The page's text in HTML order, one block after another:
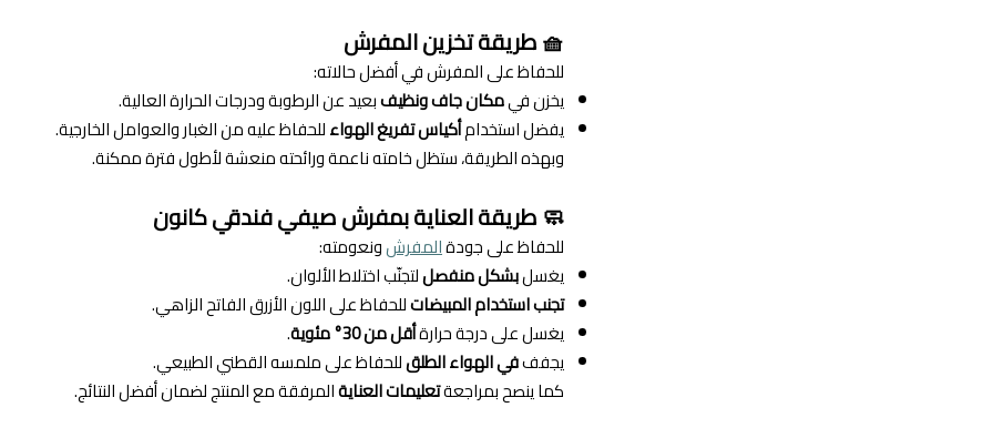
🧺 طريقة تخزين المفرش
للحفاظ على المفرش في أفضل حالاته:
يخزن فيمكان جاف ونظيفبعيد عن الرطوبة ودرجات الحرارة العالية.
يفضل استخدامأكياس تفريغ الهواءللحفاظ عليه من الغبار والعوامل الخارجية.
وبهذه الطريقة، ستظل خامته ناعمة ورائحته منعشة لأطول فترة ممكنة.
🧼 طريقة العناية بمفرش صيفي فندقي كانون
للحفاظ على جودةالمفرشونعومته:
يغسلبشكل منفصللتجنّب اختلاط الألوان.
تجنب استخدام المبيضاتللحفاظ على اللون الأزرق الفاتح الزاهي.
يغسل على درجة حرارةأقل من 30° مئوية
.
يجفففي الهواء الطلقللحفاظ على ملمسه القطني الطبيعي.
كما ينصح بمراجعةتعليمات العنايةالمرفقة مع المنتج لضمان أفضل النتائج.